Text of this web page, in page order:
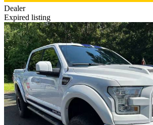
Dealer
Expired listing